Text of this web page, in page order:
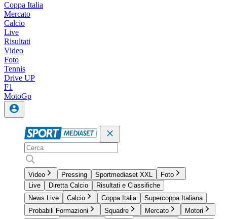
Coppa Italia
Mercato
Calcio
Live
Risultati
Video
Foto
Tennis
Drive UP
F1
MotoGp
Video Pressing Sportmediaset XXL
Foto
Live
Diretta Calcio
Risultati e Classifiche
News Live
Calcio Coppa Italia
Supercoppa Italiana
Probabili Formazioni
Squadre Mercato
Motori